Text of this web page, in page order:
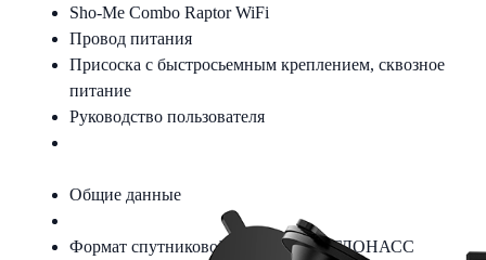
Sho-Me Combo Raptor WiFi
Провод питания
Присоска с быстросьемным креплением, сквозное
питание
Руководство пользователя
Общие данные
Формат спутниковой системыGPS/ГЛОНАСС